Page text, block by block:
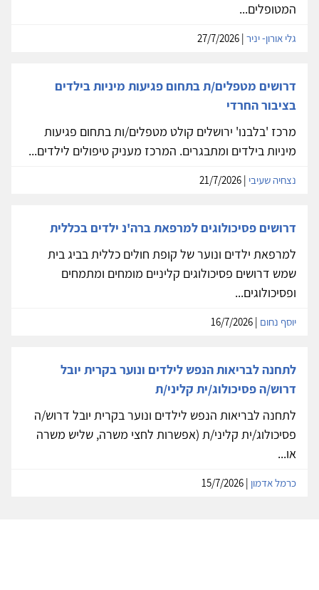
המטופלים...
גלי אורון- יניר
דרושים מטפלים/ת בתחום פגיעות מיניות בילדים
בציבור החרדי
מרכז 'בלבנו' ירושלים קולט מטפלים/ות בתחום פגיעות
מיניות בילדים ומתבגרים. המרכז מעניק טיפולים לילדים...
נצחיה שעיבי
דרושים פסיכולוגים למרפאת ברה'נ ילדים בכללית
למרפאת ילדים ונוער של קופת חולים כללית בביג בית
שמש דרושים פסיכולוגים קליניים מומחים ומתמחים
ופסיכולוגים...
יוסף נחום
לתחנה לבריאות הנפש לילדים ונוער בקרית יובל
דרוש/ה פסיכולוג/ית קליני/ת
לתחנה לבריאות הנפש לילדים ונוער בקרית יובל דרוש/ה
פסיכולוג/ית קליני/ת (אפשרות לחצי משרה, שליש משרה
או...
כרמל אדמון